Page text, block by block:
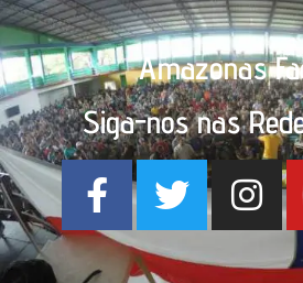
Amazonas
Siga-nos nas